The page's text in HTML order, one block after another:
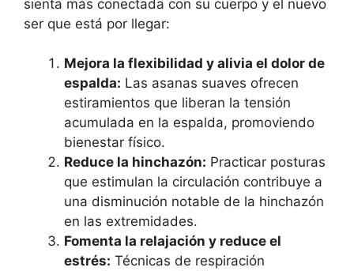
sienta más conectada con su cuerpo y el nuevo
ser que está por llegar:
Mejora la flexibilidad y alivia el dolor de
espalda: Las asanas suaves ofrecen
estiramientos que liberan la tensión
acumulada en la espalda, promoviendo
bienestar físico.
Reduce la hinchazón: Practicar posturas
que estimulan la circulación contribuye a
una disminución notable de la hinchazón
en las extremidades.
Fomenta la relajación y reduce el
estrés: Técnicas de respiración